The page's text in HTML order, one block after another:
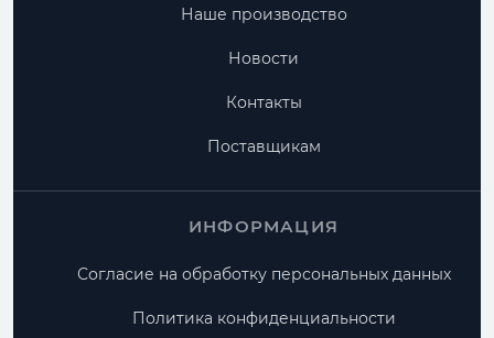
Наше производство
Новости
Контакты
Поставщикам
ИНФОРМАЦИЯ
Согласие на обработку персональных данных
Политика конфиденциальности